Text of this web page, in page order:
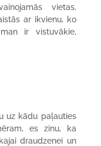
vietas.
ar ikvienu, ko
ir vistuvākie,
uz kādu paļauties
es zinu, ka
draudzenei un